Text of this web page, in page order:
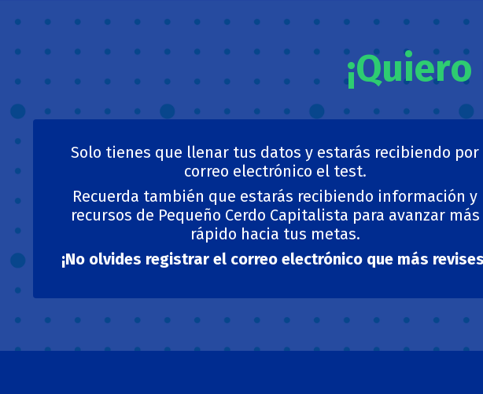
Solo tienes que llenar tus datos y estarás recibiendo por
correo electrónico el test.
Recuerda también que estarás recibiendo información y
recursos de Pequeño Cerdo Capitalista para avanzar más
rápido hacia tus metas.
¡No olvides registrar el correo electrónico que más